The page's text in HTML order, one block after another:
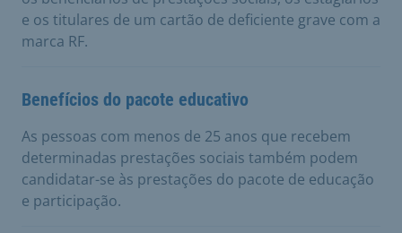
e os titulares de um cartão de deficiente grave com a
marca RF.
Benefícios do pacote educativo
As pessoas com menos de 25 anos que recebem
determinadas prestações sociais também podem
candidatar-se às prestações do pacote de educação
e participação.